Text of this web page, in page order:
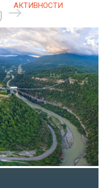
АКТИВНОСТИ